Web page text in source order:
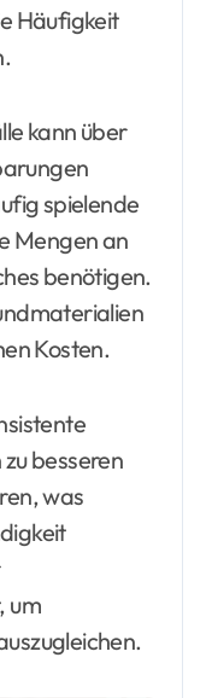
Häufigkeit
kann über
spielende
Mengen an
benötigen.
Kosten.
besseren
was
um